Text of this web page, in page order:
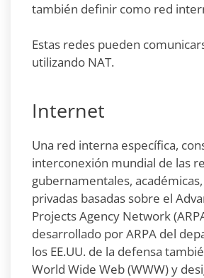
también definir como red
Estas redes pueden
utilizando NAT.
Internet
Una red interna específica,
interconexión mundial de las
gubernamentales,
privadas basadas sobre el
Projects Agency Network
desarrollado por ARPA del
los EE.UU. de la defensa
World Wide Web (WWW) y